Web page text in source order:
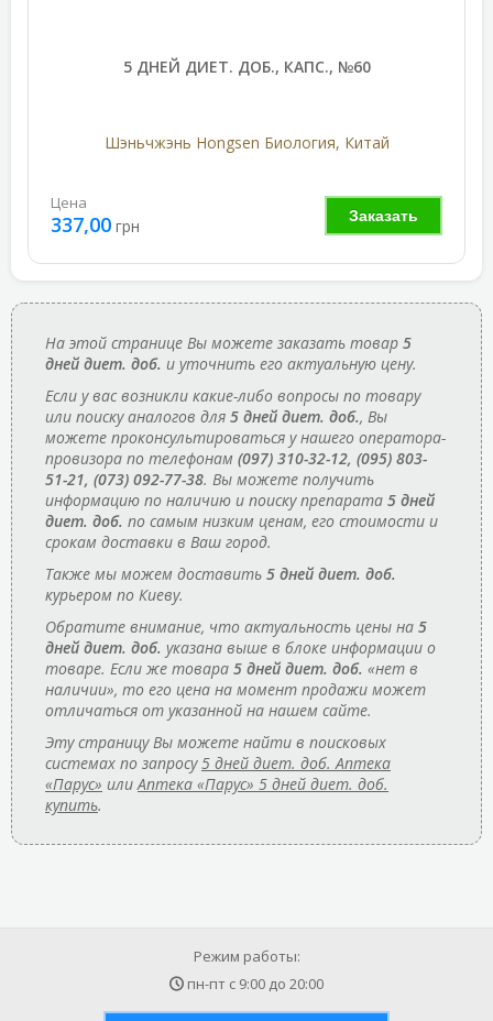
5 ДНЕЙ ДИЕТ. ДОБ., КАПС., №60
Шэньчжэнь Hongsen Биология, Китай
Заказать
Цена
337,00 грн
На этой странице Вы можете заказать товар 5
дней диет. доб. и уточнить его актуальную цену.
Если у вас возникли какие-либо вопросы по товару
или поиску аналогов для 5 дней диет. доб., Вы
можете проконсультироваться у нашего оператора-
провизора по телефонам (097) 310-32-12, (095) 803-
51-21, (073) 092-77-38. Вы можете получить
информацию по наличию и поиску препарата 5 дней
диет. доб. по самым низким ценам, его стоимости и
срокам доставки в Ваш город.
Также мы можем доставить 5 дней диет. доб.
курьером по Киеву.
Обратите внимание, что актуальность цены на 5
дней диет. доб. указана выше в блоке информации о
товаре. Если же товара 5 дней диет. доб. «нет в
наличии», то его цена на момент продажи может
отличаться от указанной на нашем сайте.
Эту страницу Вы можете найти в поисковых
системах по запросу5 дней диет. доб. Аптека
«Парус» илиАптека «Парус» 5 дней диет. доб.
купить.
Режим работы:
пн-пт с 9:00 до 20:00